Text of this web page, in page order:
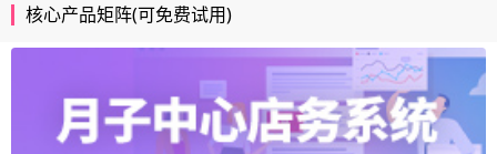
核心产品矩阵(可免费试用)